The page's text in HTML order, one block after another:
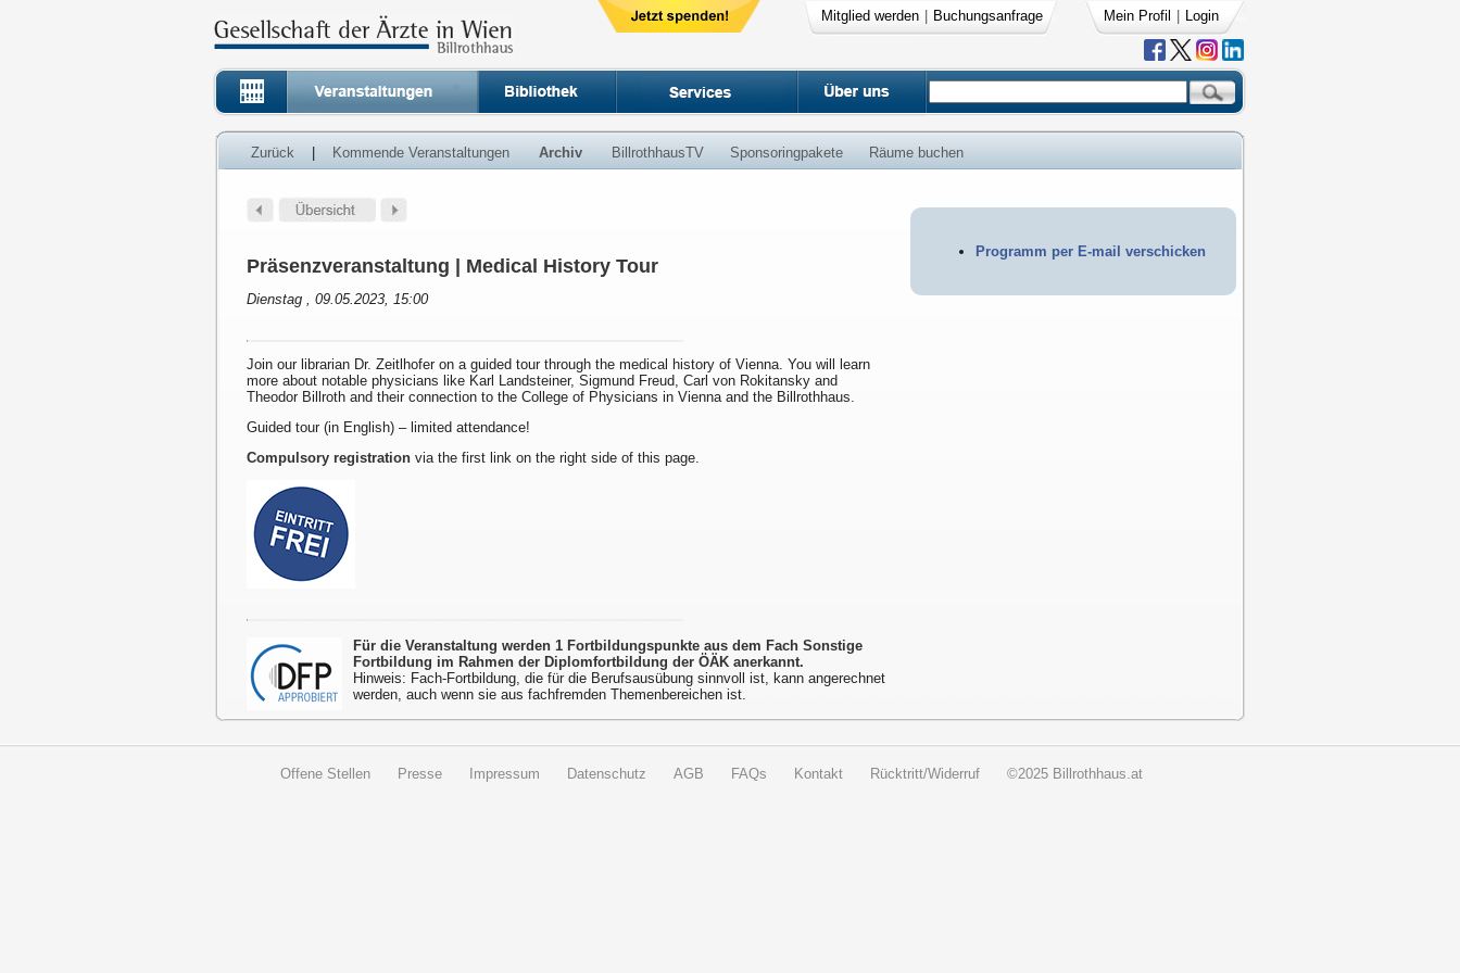
Mitglied werden Buchungsanfrage Mein Profil Login
Zurück Kommende Veranstaltungen Archiv BillrothhausTV Sponsoringpakete Räume buchen
Programm per E-mail verschicken
Präsenzveranstaltung | Medical History Tour
Dienstag , 09.05.2023, 15:00
Join our librarian Dr. Zeitlhofer on a guided tour through the medical history of Vienna. You will learn
more about notable physicians like Karl Landsteiner, Sigmund Freud, Carl von Rokitansky and
Theodor Billroth and their connection to the College of Physicians in Vienna and the Billrothhaus.
Guided tour (in English) – limited attendance!
Compulsory registration via the first link on the right side of this page.
Für die Veranstaltung werden 1 Fortbildungspunkte aus dem Fach Sonstige
Fortbildung im Rahmen der Diplomfortbildung der ÖÄK anerkannt.
Hinweis: Fach-Fortbildung, die für die Berufsausübung sinnvoll ist, kann angerechnet
werden, auch wenn sie aus fachfremden Themenbereichen ist.
Offene Stellen Presse Impressum Datenschutz AGB FAQs Kontakt Rücktritt/Widerruf ©2025 Billrothhaus.at